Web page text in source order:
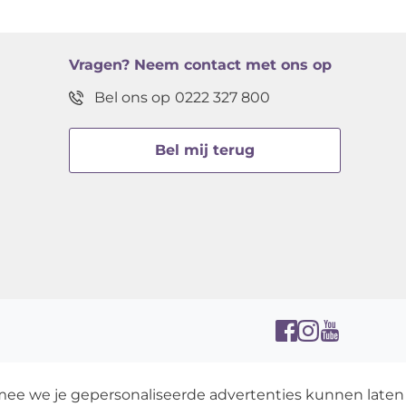
Vragen? Neem contact met ons op
Bel ons op 0222 327 800
Bel mij terug
we je gepersonaliseerde advertenties kunnen laten